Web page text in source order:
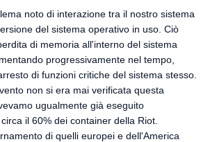
noto di interazione tra il nostro sistema
del sistema operativo in uso. Ciò
di memoria all'interno del sistema
progressivamente nel tempo,
di funzioni critiche del sistema stesso.
non si era mai verificata questa
ugualmente già eseguito
il 60% dei container della Riot.
di quelli europei e dell'America